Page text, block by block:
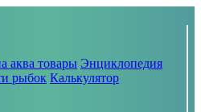
аква товары Энциклопедия
рыбок Калькулятор